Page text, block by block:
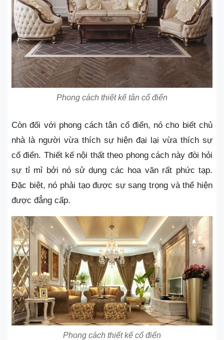
Phong cách thiết kế tân cổ điển
Còn đối với phong cách tân cổ điển, nó cho biết chủ
nhà là người vừa thích sự hiện đại lại vừa thích sự
cổ điển. Thiết kế nội thất theo phong cách này đòi hỏi
sự tỉ mỉ bởi nó sử dụng các hoa văn rất phức tạp.
Đặc biệt, nó phải tạo được sự sang trọng và thể hiện
được đẳng cấp.
Phong cách thiết kế cổ điển